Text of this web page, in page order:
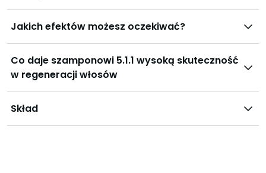
Jakich efektów możesz oczekiwać?
Co daje szamponowi 5.1.1 wysoką skuteczność
w regeneracji włosów
Skład